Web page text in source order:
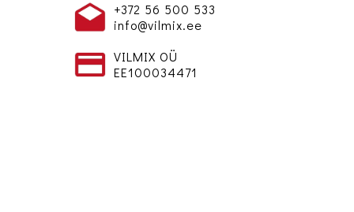
+372 56 500 533
info@vilmix.ee
VILMIX OÜ
EE100034471